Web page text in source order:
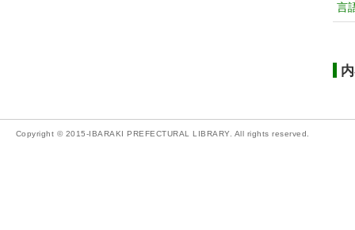
言
Copyright © 2015-IBARAKI PREFECTURAL LIBRARY. All rights reserved.